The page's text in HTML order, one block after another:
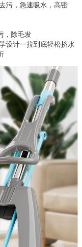
污，急速吸水，高密
，除毛发
设计一拉到底轻松挤水